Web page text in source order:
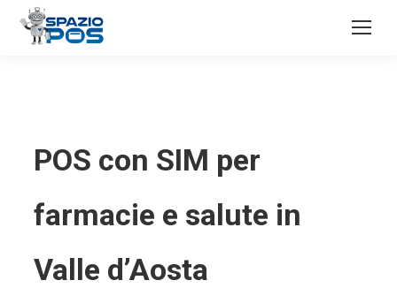
POS con SIM per
farmacie e salute in
Valle d’Aosta